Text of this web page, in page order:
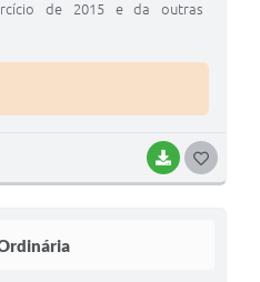
BAIXAR
de 2015 e da outras